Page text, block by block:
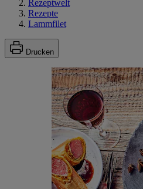
Rezeptwelt
Rezepte
Lammfilet
Drucken